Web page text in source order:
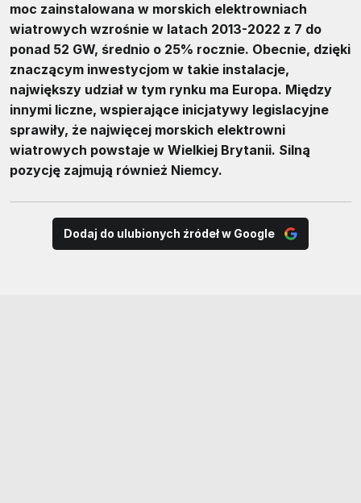
moc zainstalowana w morskich elektrowniach
wiatrowych wzrośnie w latach 2013-2022 z 7 do
ponad 52 GW, średnio o 25% rocznie. Obecnie, dzięki
znaczącym inwestycjom w takie instalacje,
największy udział w tym rynku ma Europa. Między
innymi liczne, wspierające inicjatywy legislacyjne
sprawiły, że najwięcej morskich elektrowni
wiatrowych powstaje w Wielkiej Brytanii. Silną
pozycję zajmują również Niemcy.
Dodaj do ulubionych źródeł w Google